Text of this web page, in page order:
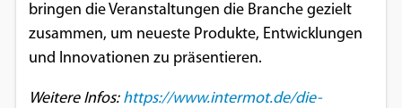
bringen die Veranstaltungen die Branche gezielt
zusammen, um neueste Produkte, Entwicklungen
und Innovationen zu präsentieren.
Weitere Infos: https://www.intermot.de/die-